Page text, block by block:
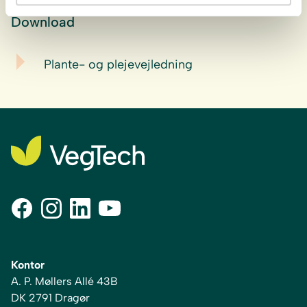
Download
Plante- og plejevejledning
Kontor
A. P. Møllers Allé 43B
DK 2791 Dragør